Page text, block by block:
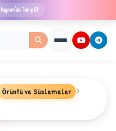
Takip Et
Örüntü ve Süslemeler